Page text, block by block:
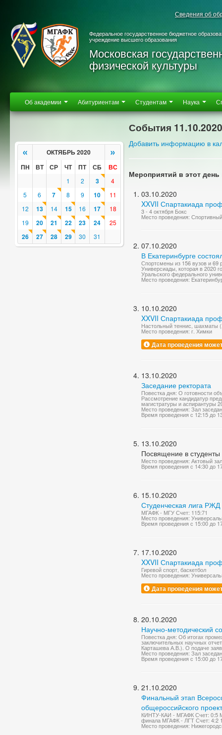
Сведения об
Федеральное государственное бюджетное
учреждение высшего образования
Московская
физической культуры
Об академии Абитуриентам Студентам Наука
« ОКТЯБРЬ 2020 »
ПН ВТ СР ЧТ ПТ СБ ВС
1 2 3
4
5
6 7 8 9 10
11
12
13 14 15 16 17
18
19
20 21 22 23 24 25
26 27 28 29 30 31
События 11.10.2020
Добавить информацию в
Мероприятий в этот день
03.10.2020
XXVII Спартакиада
3 - 4 октября Бокс
Место проведения:
07.10.2020
В Екатеринбурге
Спортсмены из 156 вузов и 69
Универсиады, которая в 2020
Уральского федерального
Место проведения:
10.10.2020
XXVII Спартакиада
Настольный теннис, шахматы
Место проведения: г. Химки
Дата проведения
13.10.2020
Заседание ректората
Повестка дня: О готовности
Рассмотрение кандидатур
магистратуры и аспирантуры
Место проведения: Зал
Время проведения с 12:15 до
13.10.2020
Посвящение в студенты
Место проведения: Актовый
Время проведения с 14:30 до
15.10.2020
Студенческая лига
МГАФК - МГУ Счет: 115:71
Место проведения:
Время проведения с 15:00 до
17.10.2020
XXVII Спартакиада
Гиревой спорт, баскетбол
Место проведения:
Дата проведения
20.10.2020
Научно-методический
Повестка дня: Об итогах
заключительных научных
Карташева А.В.). О подаче
Место проведения: Зал
Время проведения с 15:00 до
21.10.2020
Финальный этап
общероссийского
КИНТУ-КАИ - МГАФК Счет: 0:5
финала МГАФК - ЛГТ Счет: 4:2
Место проведения: